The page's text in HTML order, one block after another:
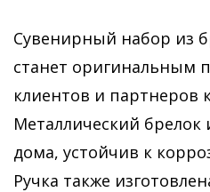
Сувенирный набор из
станет оригинальным
клиентов и партнеров
Металлический брелок
дома, устойчив к
Ручка также